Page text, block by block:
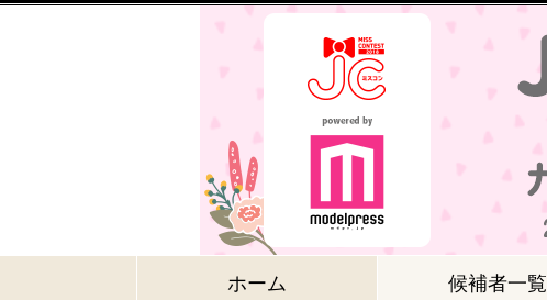
ホーム 候補者一覧